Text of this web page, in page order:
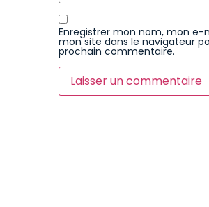
Enregistrer mon nom, mon e-
mon site dans le navigateur
prochain commentaire.